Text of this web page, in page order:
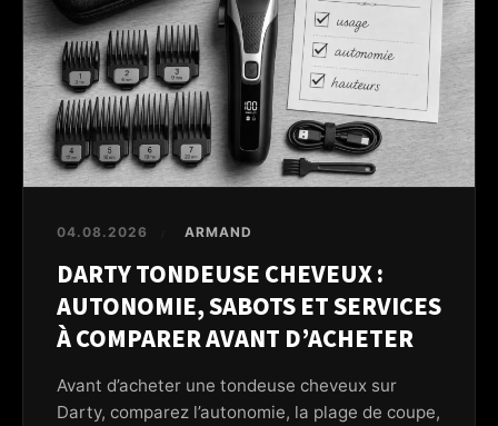
04.08.2026 ARMAND
DARTY TONDEUSE CHEVEUX :
AUTONOMIE, SABOTS ET SERVICES
À COMPARER AVANT D’ACHETER
Avant d’acheter une tondeuse cheveux sur
Darty, comparez l’autonomie, la plage de coupe,